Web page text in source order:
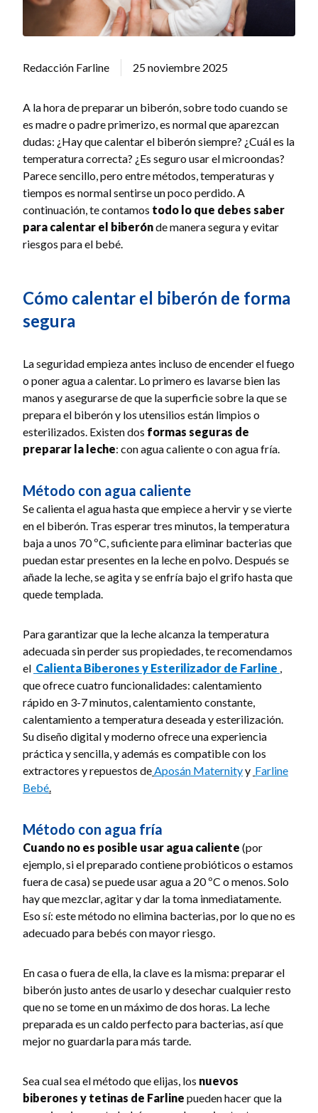
Redacción Farline 25 noviembre 2025
A la hora de preparar un biberón, sobre todo cuando se
es madre o padre primerizo, es normal que aparezcan
dudas: ¿Hay que calentar el biberón siempre? ¿Cuál es la
temperatura correcta? ¿Es seguro usar el microondas?
Parece sencillo, pero entre métodos, temperaturas y
tiempos es normal sentirse un poco perdido. A
continuación, te contamos todo lo que debes saber
para calentar el biberónde manera segura y evitar
riesgos para el bebé.
Cómo calentar el biberón de forma
segura
La seguridad empieza antes incluso de encender el fuego
o poner agua a calentar. Lo primero es lavarse bien las
manos y asegurarse de que la superficie sobre la que se
prepara el biberón y los utensilios están limpios o
esterilizados. Existen dos formas seguras de
preparar la leche: con agua caliente o con agua fría.
Método con agua caliente
Se calienta el agua hasta que empiece a hervir y se vierte
en el biberón. Tras esperar tres minutos, la temperatura
baja a unos 70 ºC, suficiente para eliminar bacterias que
puedan estar presentes en la leche en polvo. Después se
añade la leche, se agita y se enfría bajo el grifo hasta que
quede templada.
Para garantizar que la leche alcanza la temperatura
adecuada sin perder sus propiedades, te recomendamos
el Calienta Biberones y Esterilizador de Farline ,
que ofrece cuatro funcionalidades: calentamiento
rápido en 3-7 minutos, calentamiento constante,
calentamiento a temperatura deseada y esterilización.
Su diseño digital y moderno ofrece una experiencia
práctica y sencilla, y además es compatible con los
extractores y repuestos deAposán Maternityy Farline
Bebé.
Método con agua fría
Cuando no es posible usar agua caliente (por
ejemplo, si el preparado contiene probióticos o estamos
fuera de casa) se puede usar agua a 20 ºC o menos. Solo
hay que mezclar, agitar y dar la toma inmediatamente.
Eso sí: este método no elimina bacterias, por lo que no es
adecuado para bebés con mayor riesgo.
En casa o fuera de ella, la clave es la misma: preparar el
biberón justo antes de usarlo y desechar cualquier resto
que no se tome en un máximo de dos horas. La leche
preparada es un caldo perfecto para bacterias, así que
mejor no guardarla para más tarde.
Sea cual sea el método que elijas, los nuevos
biberones y tetinas de Farline pueden hacer que la